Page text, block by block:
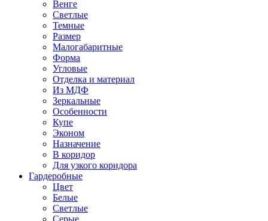
Венге
Светлые
Темные
Размер
Малогабаритные
Форма
Угловые
Отделка и материал
Из МДФ
Зеркальные
Особенности
Купе
Эконом
Назначение
В коридор
Для узкого коридора
Гардеробные
Цвет
Белые
Светлые
Серые